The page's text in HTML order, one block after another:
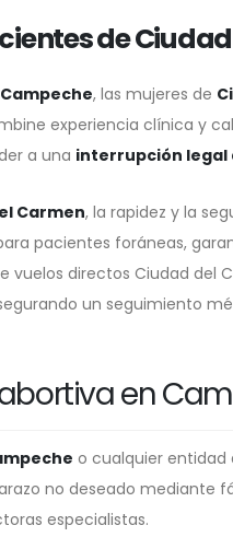
de
, las mujeres de
experiencia clínica y
a una interrupción legal
Carmen, la rapidez y la
pacientes foráneas,
vuelos directos Ciudad
un seguimiento
en
o cualquier entidad
no deseado mediante
especialistas.